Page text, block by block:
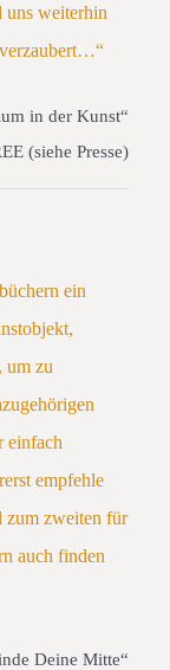
uns weiterhin
in der Kunst“
(siehe Presse)
ein
um zu
einfach
empfehle
zum zweiten für
auch finden
Deine Mitte“